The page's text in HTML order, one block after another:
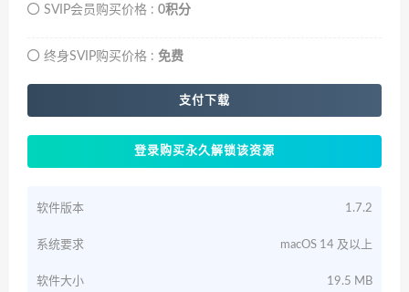
SVIP会员购买价格 : 0积分
终身SVIP购买价格 : 免费
支付下载
登录购买永久解锁该资源
软件版本 1.7.2
系统要求 macOS 14 及以上
软件大小 19.5 MB